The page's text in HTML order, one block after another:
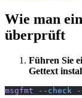
Wie man
überprüft
Führen Sie
Gettext
msgfmt --check